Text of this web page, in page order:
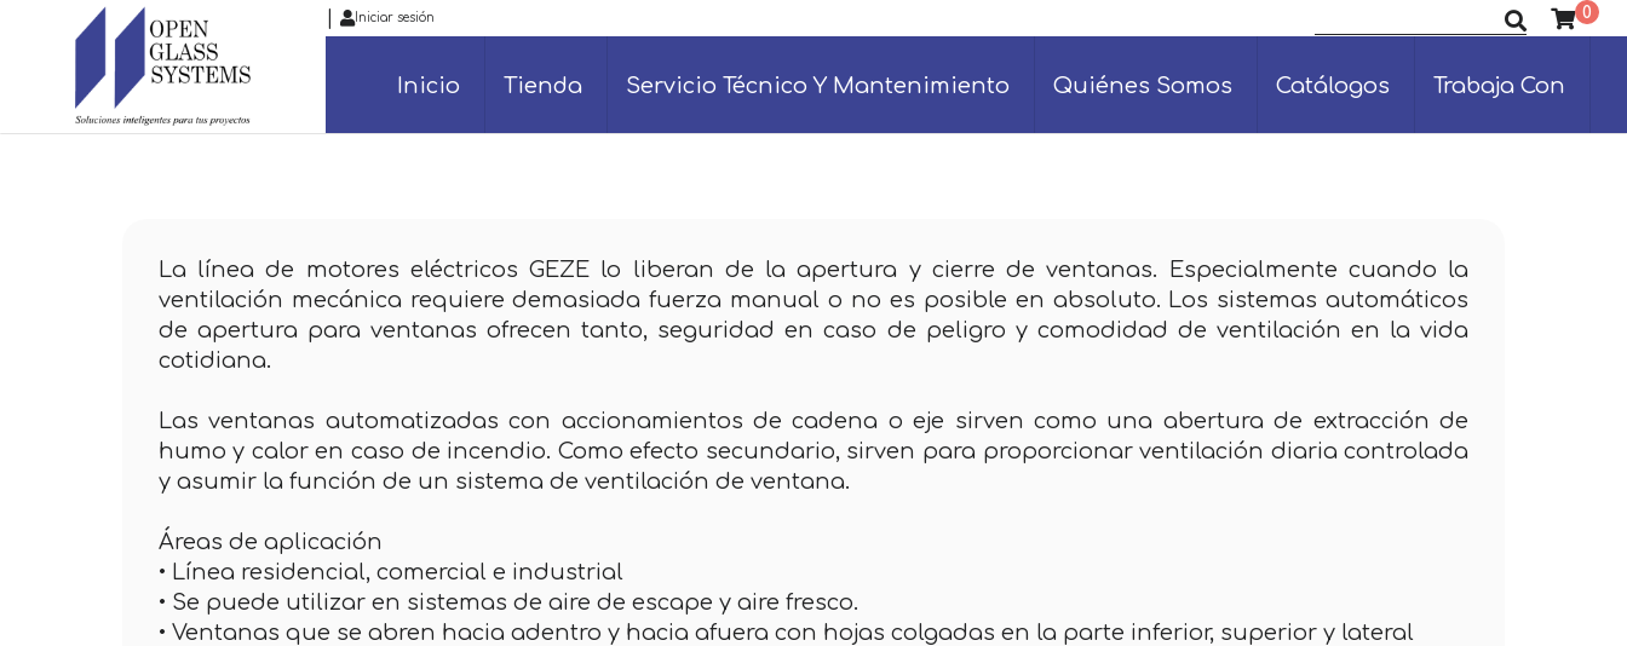
Iniciar sesión 0
Inicio Tienda Servicio Técnico Y Mantenimiento Quiénes Somos Catálogos Trabaja Con
La línea de motores eléctricos GEZE lo liberan de la apertura y cierre de ventanas. Especialmente cuando la
ventilación mecánica requiere demasiada fuerza manual o no es posible en absoluto. Los sistemas automáticos
de apertura para ventanas ofrecen tanto, seguridad en caso de peligro y comodidad de ventilación en la vida
cotidiana.
Las ventanas automatizadas con accionamientos de cadena o eje sirven como una abertura de extracción de
humo y calor en caso de incendio. Como efecto secundario, sirven para proporcionar ventilación diaria controlada
y asumir la función de un sistema de ventilación de ventana.
Áreas de aplicación
• Línea residencial, comercial e industrial
• Se puede utilizar en sistemas de aire de escape y aire fresco.
• Ventanas que se abren hacia adentro y hacia afuera con hojas colgadas en la parte inferior, superior y lateral